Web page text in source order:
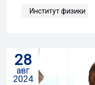
Институт физики
28
авг
2024